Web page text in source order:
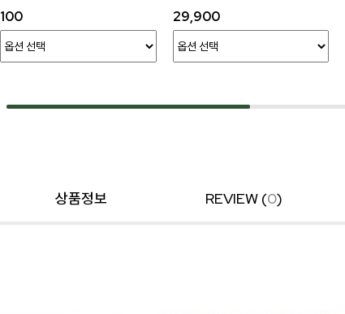
100 29,900
상품정보 REVIEW (0)